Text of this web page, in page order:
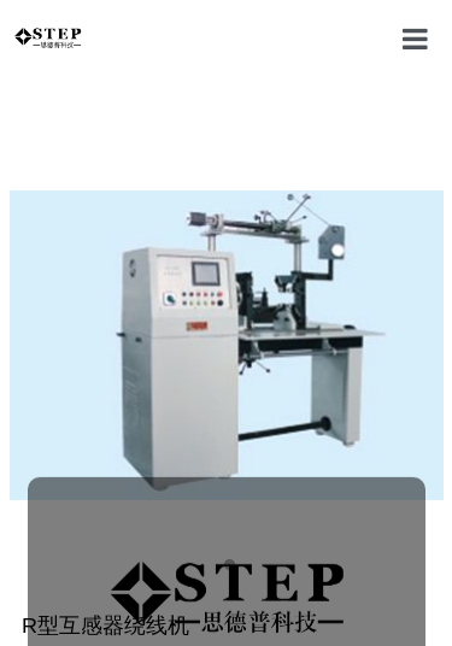
R型互感器绕线机